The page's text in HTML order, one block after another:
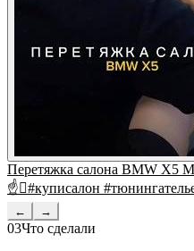
Перетяжка салона BMW X5
☝#куписалон
← →
03Что сделали